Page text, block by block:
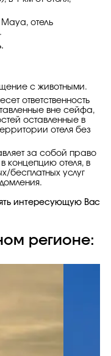
отель
с животными.
ответственность
вне сейфа,
оставленные в
отеля без
за собой право
концепцию отеля, в
бесплатных услуг
интересующую Вас
регионе: